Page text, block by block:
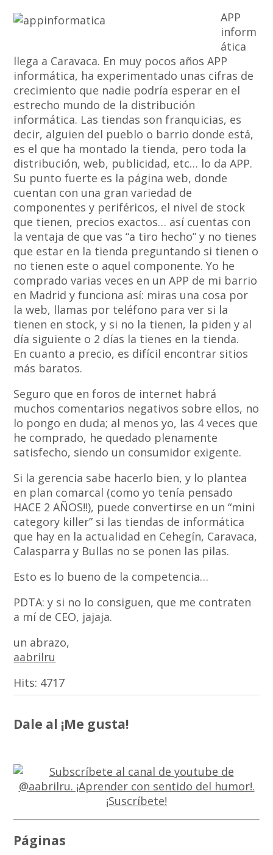
APP
inform
ática
llega a Caravaca. En muy pocos años APP
informática, ha experimentado unas cifras de
crecimiento que nadie podría esperar en el
estrecho mundo de la distribución
informática. Las tiendas son franquicias, es
decir, alguien del pueblo o barrio donde está,
es el que ha montado la tienda, pero toda la
distribución, web, publicidad, etc… lo da APP.
Su punto fuerte es la página web, donde
cuentan con una gran variedad de
componentes y periféricos, el nivel de stock
que tienen, precios exactos… así cuentas con
la ventaja de que vas “a tiro hecho” y no tienes
que estar en la tienda preguntando si tienen o
no tienen este o aquel componente. Yo he
comprado varias veces en un APP de mi barrio
en Madrid y funciona así: miras una cosa por
la web, llamas por teléfono para ver si la
tienen en stock, y si no la tienen, la piden y al
día siguiente o 2 días la tienes en la tienda.
En cuanto a precio, es difícil encontrar sitios
más baratos.
Seguro que en foros de internet habrá
muchos comentarios negativos sobre ellos, no
lo pongo en duda; al menos yo, las 4 veces que
he comprado, he quedado plenamente
satisfecho, siendo un consumidor exigente.
Si la gerencia sabe hacerlo bien, y lo plantea
en plan comarcal (como yo tenía pensado
HACE 2 AÑOS!!), puede convertirse en un “mini
category killer” si las tiendas de informática
que hay en la actualidad en Cehegín, Caravaca,
Calasparra y Bullas no se ponen las pilas.
Esto es lo bueno de la competencia…
PDTA: y si no lo consiguen, que me contraten
a mí de CEO, jajaja.
un abrazo,
aabrilru
Hits: 4717
Dale al ¡Me gusta!
Páginas